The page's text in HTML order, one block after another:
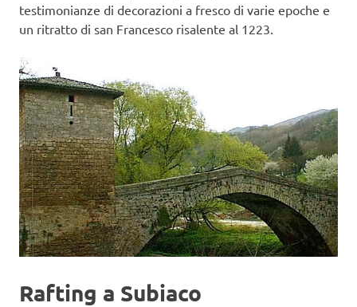
testimonianze di decorazioni a fresco di varie epoche e
un ritratto di san Francesco risalente al 1223.
Rafting a Subiaco